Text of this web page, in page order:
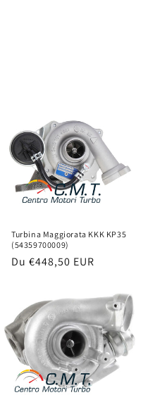
Turbina Maggiorata KKK KP35
(54359700009)
Prix
Du €448,50 EUR